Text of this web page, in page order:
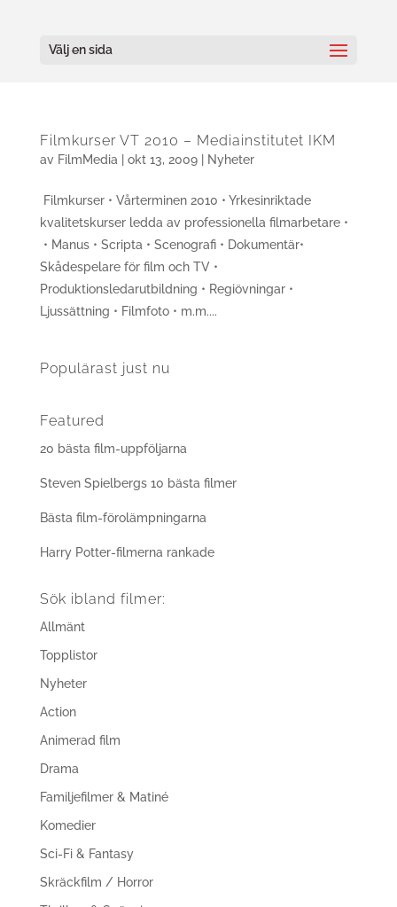
Välj en sida
Filmkurser VT 2010 – Mediainstitutet IKM
av FilmMedia okt 13, 2009| Nyheter
Filmkurser • Vårterminen 2010 • Yrkesinriktade
kvalitetskurser ledda av professionella filmarbetare •
• Manus • Scripta • Scenografi • Dokumentär•
Skådespelare för film och TV •
Produktionsledarutbildning • Regiövningar •
Ljussättning • Filmfoto • m.m....
Populärast just nu
Featured
20 bästa film-uppföljarna
Steven Spielbergs 10 bästa filmer
Bästa film-förolämpningarna
Harry Potter-filmerna rankade
Sök ibland filmer:
Allmänt
Topplistor
Nyheter
Action
Animerad film
Drama
Familjefilmer & Matiné
Komedier
Sci-Fi & Fantasy
Skräckfilm / Horror